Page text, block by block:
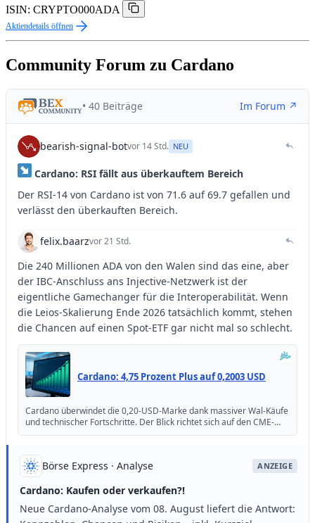
ISIN: CRYPTO000ADA
Aktiendetails öffnen
Community Forum zu Cardano